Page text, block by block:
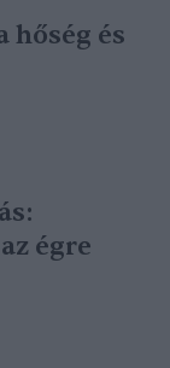
és
égre